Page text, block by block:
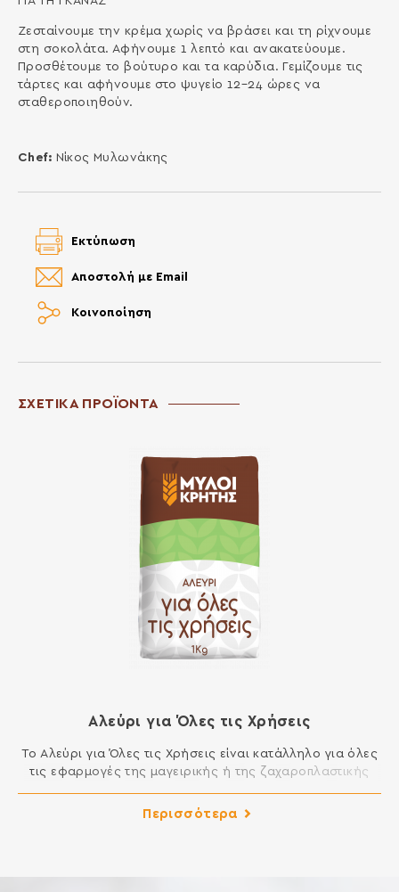
Ζεσταίνουμε την κρέμα χωρίς να βράσει και τη ρίχνουμε
στη σοκολάτα. Αφήνουμε 1 λεπτό και ανακατεύουμε.
Προσθέτουμε το βούτυρο και τα καρύδια. Γεμίζουμε τις
τάρτες και αφήνουμε στο ψυγείο 12–24 ώρες να
σταθεροποιηθούν.
Chef: Νίκος Μυλωνάκης
Κοινοποίηση
Αποστολή με Email
Εκτύπωση
ΣΧΕΤΙΚΑ ΠΡΟΪΟΝΤΑ
Αλεύρι για Όλες τις Χρήσεις
Το Αλεύρι για Όλες τις Χρήσεις είναι κατάλληλο για όλες
τις εφαρμογές της μαγειρικής ή της ζαχαροπλαστικής
κέικ, μελομακάρονα, κουραμπιέδες, τσουρέκια, φύλλο,
Περισσότερα